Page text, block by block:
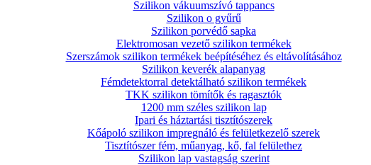
Szilikon vákuumszívó tappancs
Szilikon o gyűrű
Szilikon porvédő sapka
Elektromosan vezető szilikon termékek
Szerszámok szilikon termékek beépítéséhez és eltávolításához
Szilikon keverék alapanyag
Fémdetektorral detektálható szilikon termékek
TKK szilikon tömítők és ragasztók
1200 mm széles szilikon lap
Ipari és háztartási tisztítószerek
Kőápoló szilikon impregnáló és felületkezelő szerek
Tisztítószer fém, műanyag, kő, fal felülethez
Szilikon lap vastagság szerint